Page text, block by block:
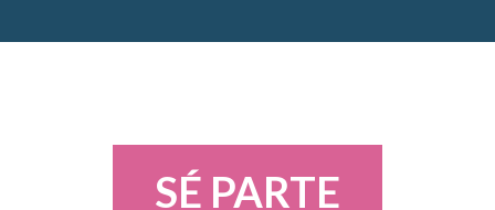
SÉ PARTE